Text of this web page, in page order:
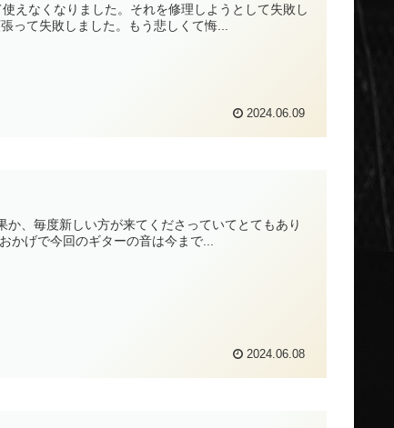
えなくなりました。それを修理しようとして失敗し
って失敗しました。もう悲しくて悔...
2024.06.09
、毎度新しい方が来てくださっていてとてもあり
かげで今回のギターの音は今まで...
2024.06.08